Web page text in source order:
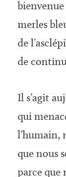
merles
de
de
Il s’agit
qui
l’humain,
que nous
parce que